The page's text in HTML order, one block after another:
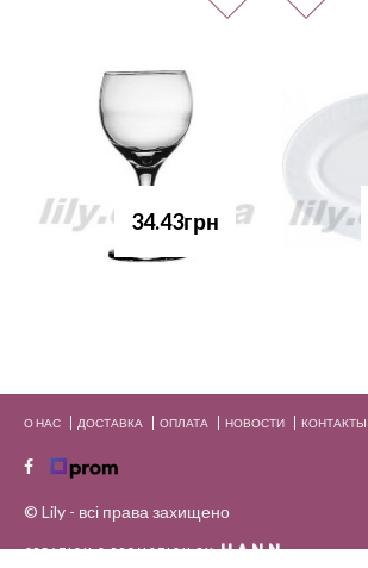
34.43грн
О НАС ДОСТАВКА ОПЛАТА НОВОСТИ КОНТАКТЫ
© Lily - всі права захищено
CREATION & PROMOTION BYHANN.